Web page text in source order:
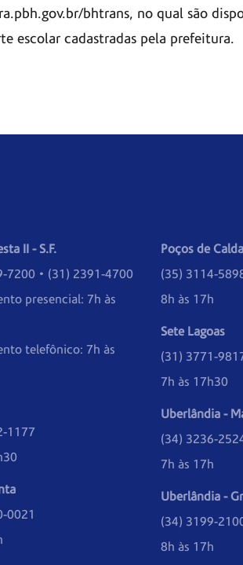
bhtrans, no qual são
escolar cadastradas pela prefeitura.
II - S.F.
7200 • (31) 2391-4700
presencial: 7h às
telefônico: 7h às
1177
0021
Poços de
(35) 3114-
8h às 17h
Sete Lagoas
(31) 3771-
7h às 17h30
Uberlândia -
(34) 3236-
7h às 17h
Uberlândia -
(34) 3199-
8h às 17h